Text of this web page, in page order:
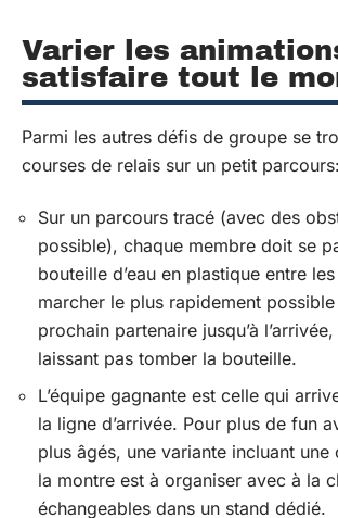
Varier les
satisfaire tout le
Parmi les autres défis de groupe se
courses de relais sur un petit parcours:
Sur un parcours tracé (avec des
possible), chaque membre doit se
bouteille d’eau en plastique entre
marcher le plus rapidement
prochain partenaire jusqu’à
laissant pas tomber la bouteille.
L’équipe gagnante est celle qui
la ligne d’arrivée. Pour plus de fun
plus âgés, une variante incluant une
la montre est à organiser avec à la
échangeables dans un stand dédié.